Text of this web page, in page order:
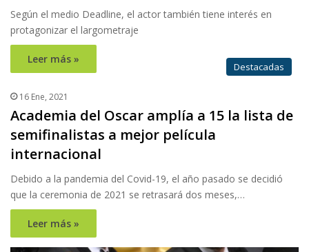
Según el medio Deadline, el actor también tiene interés en
protagonizar el largometraje
Leer más »
Destacadas
16 Ene, 2021
Academia del Oscar amplía a 15 la lista de
semifinalistas a mejor película
internacional
Debido a la pandemia del Covid-19, el año pasado se decidió
que la ceremonia de 2021 se retrasará dos meses,…
Leer más »